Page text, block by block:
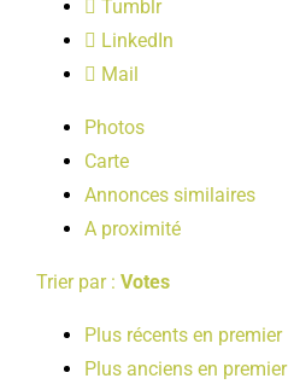
Tumblr
LinkedIn
Mail
Photos
Carte
Annonces similaires
A proximité
Trier par : Votes
Plus récents en premier
Plus anciens en premier